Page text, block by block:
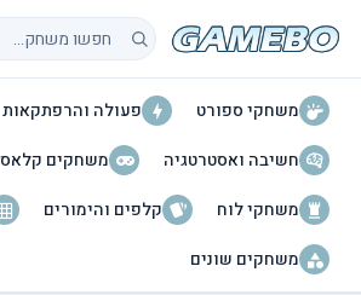
חיפוש משחקים
משחקי ספורט
פעולה והרפתקאות
חשיבה ואסטרטגיה
משחקים
משחקי לוח
קלפים והימורים
משחקים שונים